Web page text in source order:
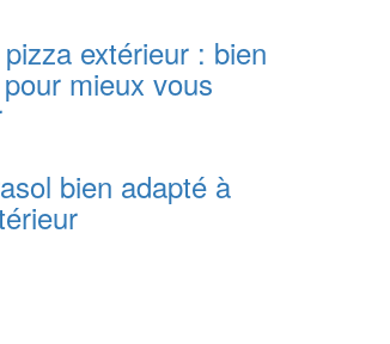
extérieur : bien
mieux vous
bien adapté à